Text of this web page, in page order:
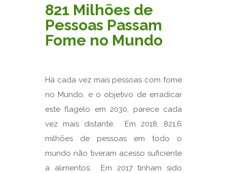
821 Milhões de
Pessoas Passam
Fome no Mundo
Há cada vez mais pessoas com fome
no Mundo, e o objetivo de erradicar
este flagelo em 2030, parece cada
vez mais distante. Em 2018, 821,6
milhões de pessoas em todo o
mundo não tiveram acesso suficiente
a alimentos. Em 2017 tinham sido